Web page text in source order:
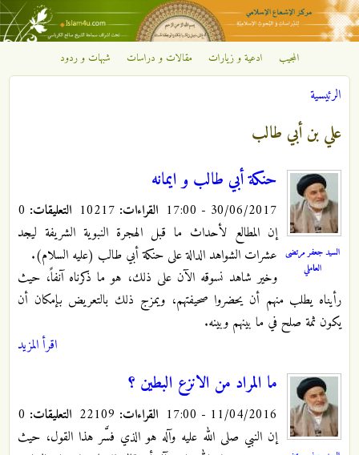
تجاوز إلى المحتوى الرئيسي
مركز
الإشعاع
الإسلامي
المجيب ادعية و زيارات مقالات و دراسات شبهات و ردود
أنت هنا
الرئيسية
علي بن أبي طالب
السيد جعفر مرتضى
العاملي
حنكة أبي طالب و ايمانه
30/06/2017 - 17:00 القراءات: التعليقات:
إن المطالع لأحداث ما قبل الهجرة النبوية الشريفة ليجد
عشرات الشواهد الدالة على حنكة أبي طالب (عليه السلام).
وخير شاهد نسوقه الآن على ذلك، هو ما ذكرناه آنفاً، حيث
رأيناه يطلب منهم أن يحضروا صحيفتهم، ويمزج ذلك بالتعريض بإمكان أن
يكون ثمة صلح في ما بينهم وبينه.
اقرأ المزيد
ما المراد من الانزع البطين ؟
11/04/2016 - 17:00 القراءات: التعليقات:
إن النبي صلى الله عليه وآله هو الذي فسَّر هذا القول، حيث